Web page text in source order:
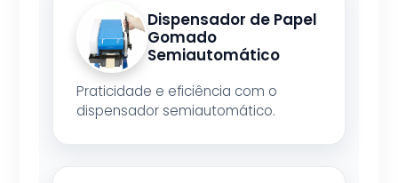
Dispensador de Papel
Gomado
Semiautomático
Praticidade e eficiência com o
dispensador semiautomático.